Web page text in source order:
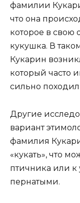
фамилии
что она
которое в свою
кукушка. В
Кукарин
который часто
сильно походил
Другие
вариант
фамилия
«кукать», что
птичника или
пернатыми.